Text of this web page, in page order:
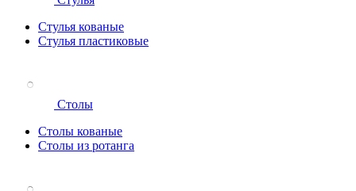
Стулья кованые
Стулья пластиковые
Столы
Столы кованые
Столы из ротанга